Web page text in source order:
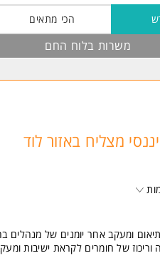
הכי מתאים
משרות בלוח החם
מצליח באזור לוד
תיאום ומעקב אחר יומנים של מנהלים
וריכוז של חומרים לקראת ישיבות
מזכירות הבנק ועובדי